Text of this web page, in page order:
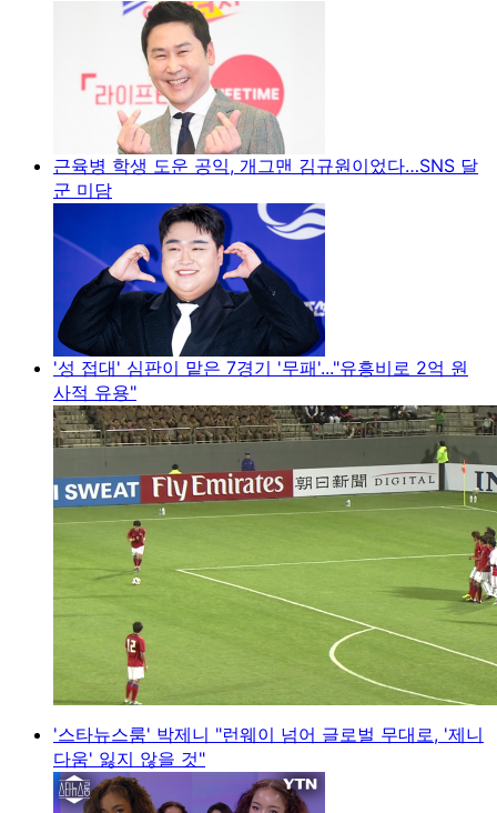
근육병 학생 도운 공익, 개그맨 김규원이었다…SNS 달
군 미담
'성 접대' 심판이 맡은 7경기 '무패'..."유흥비로 2억 원
사적 유용"
'스타뉴스룸' 박제니 "런웨이 넘어 글로벌 무대로, '제니
다움' 잃지 않을 것"